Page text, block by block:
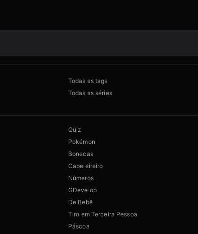
Todas as tags
Todas as séries
Quiz
Pokémon
Bonecas
Cabeleireiro
Números
GDevelop
De Bebê
Tiro em Terceira Pessoa
Páscoa